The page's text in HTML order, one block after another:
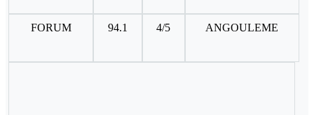
FORUM 94.1 4/5 ANGOULEME